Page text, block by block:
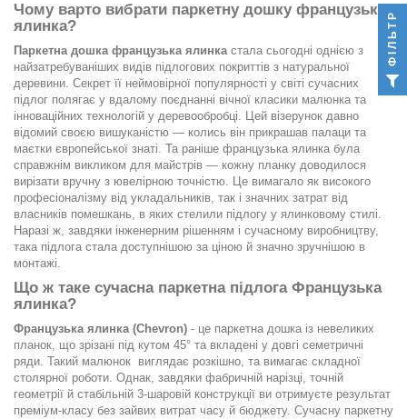
Чому варто вибрати паркетну дошку французька
ялинка?
Паркетна дошка французька ялинка стала сьогодні однією з
найзатребуваніших видів підлогових покриттів з натуральної
деревини. Секрет її неймовірної популярності у світі сучасних
підлог полягає у вдалому поєднанні вічної класики малюнка та
інноваційних технологій у деревообробці. Цей візерунок давно
відомий своєю вишуканістю — колись він прикрашав палаци та
маєтки європейської знаті. Та раніше французька ялинка була
справжнім викликом для майстрів — кожну планку доводилося
вирізати вручну з ювелірною точністю. Це вимагало як високого
професіоналізму від укладальників, так і значних затрат від
власників помешкань, в яких стелили підлогу у ялинковому стилі.
Наразі ж, завдяки інженерним рішенням і сучасному виробництву,
така підлога стала доступнішою за ціною й значно зручнішою в
монтажі.
Що ж таке сучасна паркетна підлога Французька
ялинка?
Французька ялинка (Chevron) - це паркетна дошка із невеликих
планок, що зрізані під кутом 45° та вкладені у довгі семетричні
ряди. Такий малюнок виглядає розкішно, та вимагає складної
столярної роботи. Однак, завдяки фабричній нарізці, точній
геометрії й стабільній 3-шаровій конструкції ви отримуєте результат
преміум-класу без зайвих витрат часу й бюджету. Сучасну паркетну
ФІЛЬТР